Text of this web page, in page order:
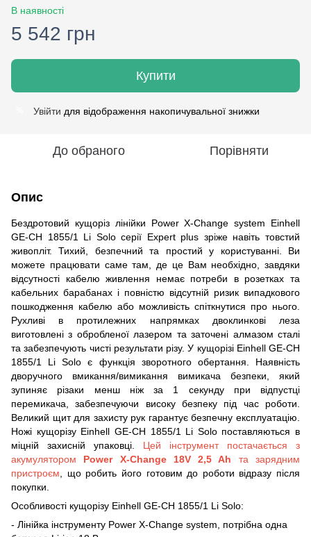
В наявності
5 542 грн
Купити
Увійти для відображення накопичувальної знижки
До обраного Порівняти
Опис
Бездротовий кущоріз лінійки Power X-Change system Einhell
GE-CH 1855/1 Li Solo серії Expert plus зріже навіть товстий
живопліт. Тихий, безпечний та простий у користуванні. Ви
можете працювати саме там, де це Вам необхідно, завдяки
відсутності кабелю живлення немає потреби в розетках та
кабельних барабанах і повністю відсутній ризик випадкового
пошкодження кабелю або можливість спіткнутися про нього.
Рухливі в протилежних напрямках двоклинкові леза
виготовлені з обробленої лазером та заточені алмазом сталі
та забезпечують чисті результати різу. У кущорізі Einhell GE-CH
1855/1 Li Solo є функція зворотного обертання. Наявність
дворучного вмикання/вимикання вимикача безпеки, який
зупиняє різаки менш ніж за 1 секунду при відпустці
перемикача, забезпечуючи високу безпеку під час роботи.
Великий щит для захисту рук гарантує безпечну експлуатацію.
Ножі кущорізу Einhell GE-CH 1855/1 Li Solo поставляються в
міцній захисній упаковці. Цей інструмент постачається з
акумулятором Power X-Change 18V 2,5 Ah та зарядним
пристроєм , що робить його готовим до роботи відразу після
покупки.
Особливості кущорізу Einhell GE-CH 1855/1 Li Solo:
- Лінійка інструменту Power X-Change system, потрібна одна